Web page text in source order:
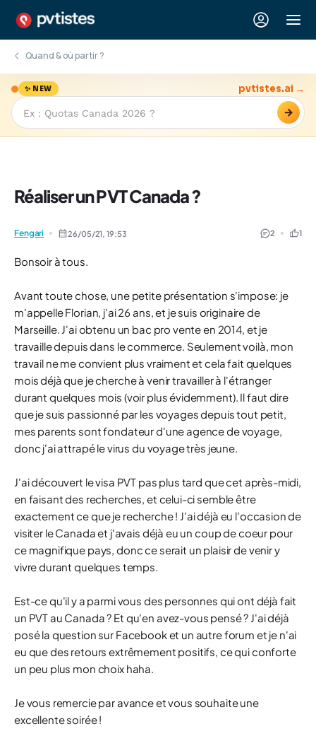
Quand & où partir ?
✨ NEW
→
pvtistes.ai →
Réaliser un PVT Canada ?
Fengari 26/05/21,19:53 2 1
Bonsoir à tous.
Avant toute chose, une petite présentation s'impose: je
m'appelle Florian, j'ai 26 ans, et je suis originaire de
Marseille. J'ai obtenu un bac pro vente en 2014, et je
travaille depuis dans le commerce. Seulement voilà, mon
travail ne me convient plus vraiment et cela fait quelques
mois déjà que je cherche à venir travailler à l'étranger
durant quelques mois (voir plus évidemment). Il faut dire
que je suis passionné par les voyages depuis tout petit,
mes parents sont fondateur d'une agence de voyage,
donc j'ai attrapé le virus du voyage très jeune.
J'ai découvert le visa PVT pas plus tard que cet après-midi,
en faisant des recherches, et celui-ci semble être
exactement ce que je recherche ! J'ai déjà eu l'occasion de
visiter le Canada et j'avais déjà eu un coup de coeur pour
ce magnifique pays, donc ce serait un plaisir de venir y
vivre durant quelques temps.
Est-ce qu'il y a parmi vous des personnes qui ont déjà fait
un PVT au Canada ? Et qu'en avez-vous pensé ? J'ai déjà
posé la question sur Facebook et un autre forum et je n'ai
eu que des retours extrêmement positifs, ce qui conforte
un peu plus mon choix haha.
Je vous remercie par avance et vous souhaite une
excellente soirée !